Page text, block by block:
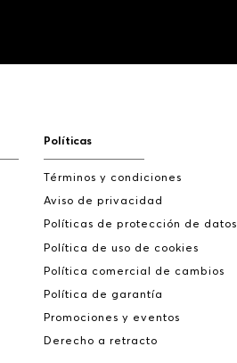
Políticas
Términos y condiciones
Aviso de privacidad
Políticas de protección de datos
Política de uso de cookies
Política comercial de cambios
Política de garantía
Promociones y eventos
Derecho a retracto